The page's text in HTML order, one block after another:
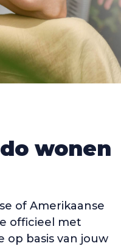
wonen
of Amerikaanse
officieel met
op basis van jouw